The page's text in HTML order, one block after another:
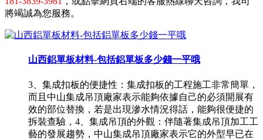
將竭誠為您服務。
山西鋁單板材料-包括鋁單板多少錢一平哦
3、集成扣板的便捷性：集成扣板的工程施工非常簡單，
而且中山集成吊頂廠家表示能夠依據自己的必須開展有
效的部位替換，若是出現滲水情況得話，能夠很便捷的
拆裝查驗，4、集成吊頂的外觀：伴隨著集成吊頂加工工
藝的發展趨勢，中山集成吊頂廠家表示它的外型早已在